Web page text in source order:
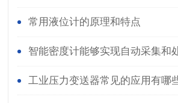
常用液位计的原理和特点
智能密度计能够实现自动采集和
工业压力变送器常见的应用有哪